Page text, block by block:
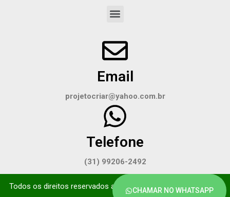
Email
projetocriar@yahoo.com.br
CHAMAR NO WHATSAPP
Telefone
(31) 99206-2492
Todos os direitos reservados a Portal da sobriedade. Site feito